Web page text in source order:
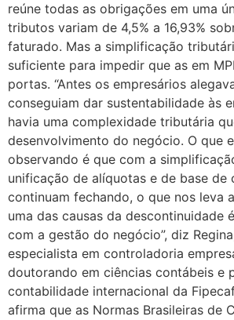
reúne todas as obrigações em uma
tributos variam de 4,5% a 16,93%
faturado. Mas a simplificação
suficiente para impedir que as em
portas. “Antes os empresários
conseguiam dar sustentabilidade às
havia uma complexidade tributária
desenvolvimento do negócio. O que
observando é que com a
unificação de alíquotas e de base de
continuam fechando, o que nos leva
uma das causas da descontinuidade
com a gestão do negócio”, diz
especialista em controladoria
doutorando em ciências contábeis e
contabilidade internacional da
afirma que as Normas Brasileiras de